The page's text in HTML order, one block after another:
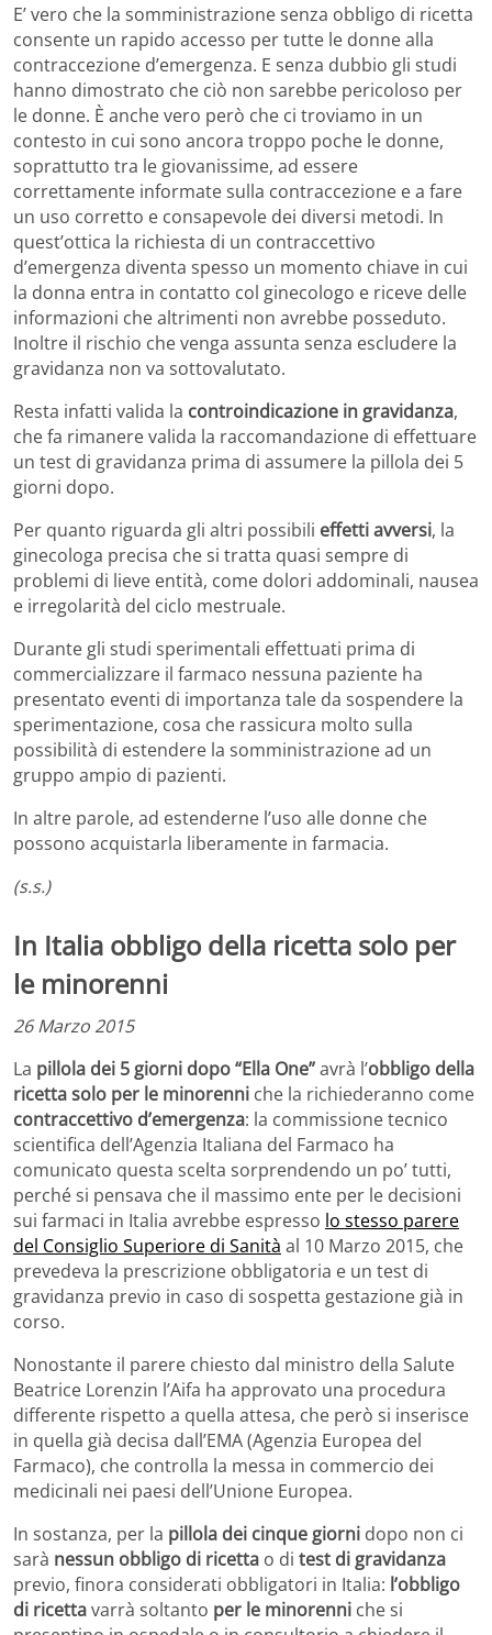
E’ vero che la somministrazione senza obbligo di ricetta
consente un rapido accesso per tutte le donne alla
contraccezione d’emergenza. E senza dubbio gli studi
hanno dimostrato che ciò non sarebbe pericoloso per
le donne. È anche vero però che ci troviamo in un
contesto in cui sono ancora troppo poche le donne,
soprattutto tra le giovanissime, ad essere
correttamente informate sulla contraccezione e a fare
un uso corretto e consapevole dei diversi metodi. In
quest’ottica la richiesta di un contraccettivo
d’emergenza diventa spesso un momento chiave in cui
la donna entra in contatto col ginecologo e riceve delle
informazioni che altrimenti non avrebbe posseduto.
Inoltre il rischio che venga assunta senza escludere la
gravidanza non va sottovalutato.
Resta infatti valida la controindicazione in gravidanza,
che fa rimanere valida la raccomandazione di effettuare
un test di gravidanza prima di assumere la pillola dei 5
giorni dopo.
Per quanto riguarda gli altri possibili effetti avversi, la
ginecologa precisa che si tratta quasi sempre di
problemi di lieve entità, come dolori addominali, nausea
e irregolarità del ciclo mestruale.
Durante gli studi sperimentali effettuati prima di
commercializzare il farmaco nessuna paziente ha
presentato eventi di importanza tale da sospendere la
sperimentazione, cosa che rassicura molto sulla
possibilità di estendere la somministrazione ad un
gruppo ampio di pazienti.
In altre parole, ad estenderne l’uso alle donne che
possono acquistarla liberamente in farmacia.
(s.s.)
In Italia obbligo della ricetta solo per
le minorenni
26 Marzo 2015
La pillola dei 5 giorni dopo “Ella One”avrà l’obbligo della
ricetta solo per le minorenni che la richiederanno come
contraccettivo d’emergenza: la commissione tecnico
scientifica dell’Agenzia Italiana del Farmaco ha
comunicato questa scelta sorprendendo un po’ tutti,
perché si pensava che il massimo ente per le decisioni
sui farmaci in Italia avrebbe espresso lo stesso parere
del Consiglio Superiore di Sanità al 10 Marzo 2015, che
prevedeva la prescrizione obbligatoria e un test di
gravidanza previo in caso di sospetta gestazione già in
corso.
Nonostante il parere chiesto dal ministro della Salute
Beatrice Lorenzin l’Aifa ha approvato una procedura
differente rispetto a quella attesa, che però si inserisce
in quella già decisa dall’EMA (Agenzia Europea del
Farmaco), che controlla la messa in commercio dei
medicinali nei paesi dell’Unione Europea.
In sostanza, per la pillola dei cinque giorni dopo non ci
sarà nessun obbligo di ricetta o di test di gravidanza
previo, finora considerati obbligatori in Italia: l’obbligo
di ricettavarrà soltanto per le minorenni che si